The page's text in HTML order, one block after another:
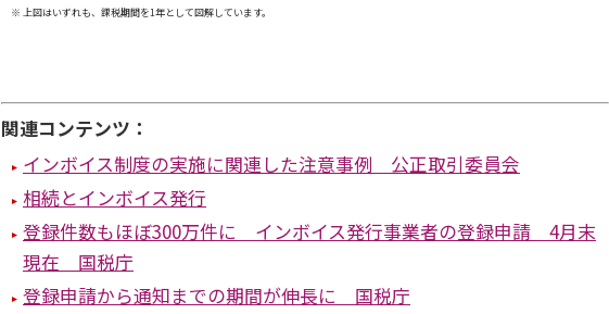
※ 上図はいずれも、課税期間を1年として図解しています。
関連コンテンツ：
インボイス制度の実施に関連した注意事例 公正取引委員会
相続とインボイス発行
登録件数もほぼ300万件に インボイス発行事業者の登録申請 4月末
現在 国税庁
登録申請から通知までの期間が伸長に 国税庁